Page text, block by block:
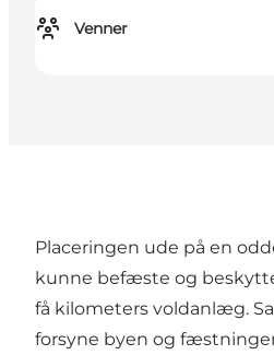
Venner
Placeringen ude på en
kunne befæste og
få kilometers voldanlæg.
forsyne byen og